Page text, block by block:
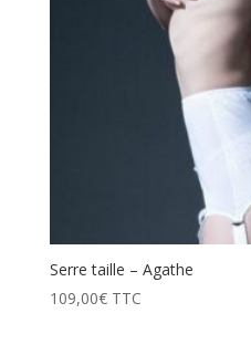
Serre taille – Agathe
109,00€ TTC